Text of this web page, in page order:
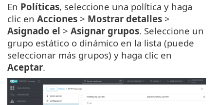
En Políticas, seleccione una política y haga
clic en Acciones > Mostrar detalles >
Asignado el > Asignar grupos. Seleccione un
grupo estático o dinámico en la lista (puede
seleccionar más grupos) y haga clic en
Aceptar.